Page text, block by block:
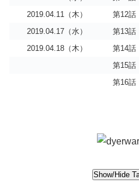
2019.04.11（木）
第12話
2019.04.17（水）
第13話
2019.04.18（木）
第14話
第15話
第16話